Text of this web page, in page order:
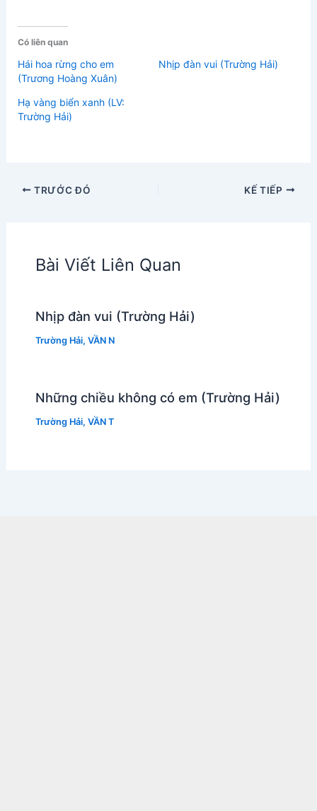
Có liên quan
Hái hoa rừng cho em
(Trương Hoàng Xuân)
Nhịp đàn vui (Trường Hải)
Hạ vàng biển xanh (LV:
Trường Hải)
TRƯỚC ĐÓ KẾ TIẾP
Bài Viết Liên Quan
Nhịp đàn vui (Trường Hải)
Trường Hải, VẦN N
Những chiều không có em (Trường Hải)
Trường Hải, VẦN T